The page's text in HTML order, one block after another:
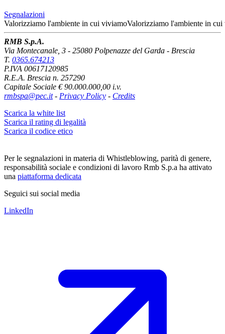
Segnalazioni
Valorizziamo l'ambiente in cui viviamoValorizziamo l'ambiente in cui
RMB S.p.A.
Via Montecanale, 3 - 25080 Polpenazze del Garda - Brescia
T. 0365.674213
P.IVA 00617120985
R.E.A. Brescia n. 257290
Capitale Sociale € 90.000.000,00 i.v.
rmbspa@pec.it- Privacy Policy - Credits
Scarica la white list
Scarica il rating di legalità
Scarica il codice etico
Per le segnalazioni in materia di Whistleblowing, parità di genere,
responsabilità sociale e condizioni di lavoro Rmb S.p.a ha attivato
una piattaforma dedicata
Seguici sui social media
LinkedIn